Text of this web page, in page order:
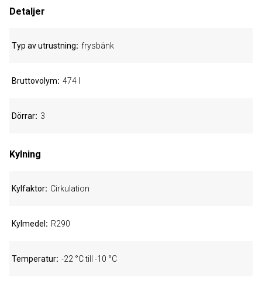
Detaljer
Typ av utrustning frysbänk
Bruttovolym 474 l
Dörrar 3
Kylning
Kylfaktor Cirkulation
Kylmedel R290
Temperatur -22 °C till -10 °C